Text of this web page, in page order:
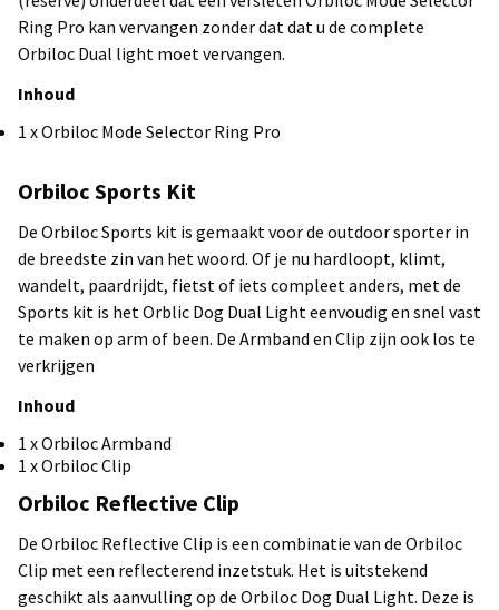
Ring Pro kan vervangen zonder dat dat u de complete
Orbiloc Dual light moet vervangen.
Inhoud
1 x Orbiloc Mode Selector Ring Pro
Orbiloc Sports Kit
De Orbiloc Sports kit is gemaakt voor de outdoor sporter in
de breedste zin van het woord. Of je nu hardloopt, klimt,
wandelt, paardrijdt, fietst of iets compleet anders, met de
Sports kit is het Orblic Dog Dual Light eenvoudig en snel vast
te maken op arm of been. De Armband en Clip zijn ook los te
verkrijgen
Inhoud
1 x Orbiloc Armband
1 x Orbiloc Clip
Orbiloc Reflective Clip
De Orbiloc Reflective Clip is een combinatie van de Orbiloc
Clip met een reflecterend inzetstuk. Het is uitstekend
geschikt als aanvulling op de Orbiloc Dog Dual Light. Deze is